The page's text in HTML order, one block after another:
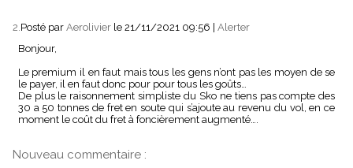
2.Posté par Aerolivier le 21/11/2021 09:56
Alerter
Bonjour,
Le premium il en faut mais tous les gens n’ont pas les moyen de se
le payer, il en faut donc pour pour tous les goûts…
De plus le raisonnement simpliste du Sko ne tiens pas compte des
30 a 50 tonnes de fret en soute qui s’ajoute au revenu du vol, en ce
moment le coût du fret à foncièrement augmenté….
Nouveau commentaire :